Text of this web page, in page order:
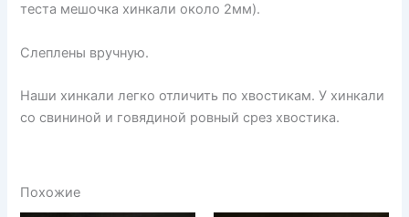
теста мешочка хинкали около 2мм).
Слеплены вручную.
Наши хинкали легко отличить по хвостикам. У хинкали
со свининой и говядиной ровный срез хвостика.
Похожие